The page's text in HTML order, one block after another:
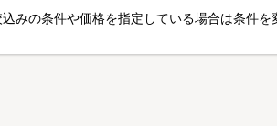
込みの条件や価格を指定している場合は条件を